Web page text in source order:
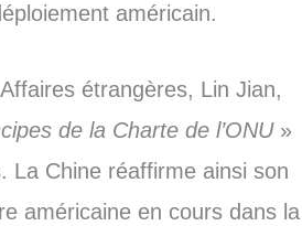
américain.
étrangères, Lin Jian,
de la Charte de l’ONU»
La Chine réaffirme ainsi son
américaine en cours dans la